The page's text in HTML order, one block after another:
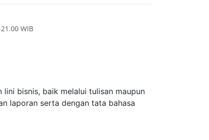
21.00 WIB
lini bisnis, baik melalui tulisan maupun
laporan serta dengan tata bahasa